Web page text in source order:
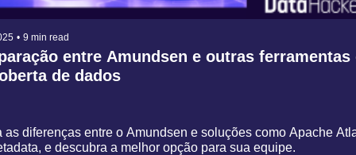
• 9 min read
entre Amundsen e outras ferramentas
de dados
as diferenças entre o Amundsen e soluções como Apache
e descubra a melhor opção para sua equipe.